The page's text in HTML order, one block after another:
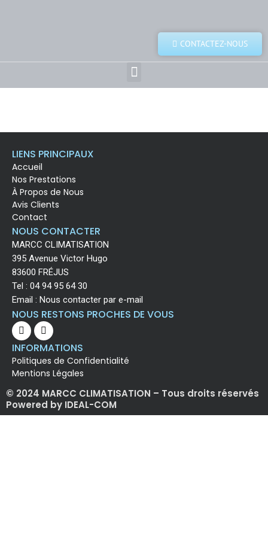
CONTACTEZ-NOUS
LIENS PRINCIPAUX
Accueil
Nos Prestations
À Propos de Nous
Avis Clients
Contact
NOUS CONTACTER
MARCC CLIMATISATION
395 Avenue Victor Hugo
83600 FRÉJUS
Tel : 04 94 95 64 30
Email : Nous contacter par e-mail
NOUS RESTONS PROCHES DE VOUS
INFORMATIONS
Politiques de Confidentialité
Mentions Légales
© 2024 MARCC CLIMATISATION – Tous droits réservés
Powered by IDEAL-COM